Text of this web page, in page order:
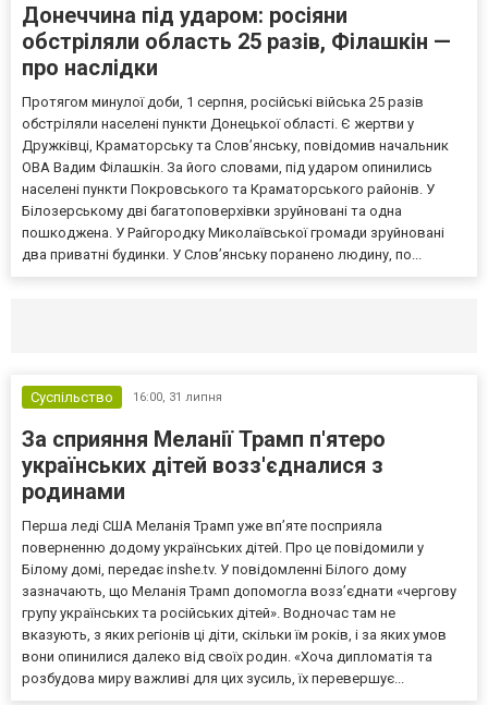
Донеччина під ударом: росіяни
обстріляли область 25 разів, Філашкін —
про наслідки
Протягом минулої доби, 1 серпня, російські війська 25 разів
обстріляли населені пункти Донецької області. Є жертви у
Дружківці, Краматорську та Слов’янську, повідомив начальник
ОВА Вадим Філашкін. За його словами, під ударом опинились
населені пункти Покровського та Краматорського районів. У
Білозерському дві багатоповерхівки зруйновані та одна
пошкоджена. У Райгородку Миколаївської громади зруйновані
два приватні будинки. У Слов’янську поранено людину, по...
Суспільство 16:00, 31 липня
За сприяння Меланії Трамп п'ятеро
українських дітей возз'єдналися з
родинами
Перша леді США Меланія Трамп уже впʼяте посприяла
поверненню додому українських дітей. Про це повідомили у
Білому домі, передає inshe.tv. У повідомленні Білого дому
зазначають, що Меланія Трамп допомогла возз’єднати «чергову
групу українських та російських дітей». Водночас там не
вказують, з яких регіонів ці діти, скільки їм років, і за яких умов
вони опинилися далеко від своїх родин. «Хоча дипломатія та
розбудова миру важливі для цих зусиль, їх перевершує...